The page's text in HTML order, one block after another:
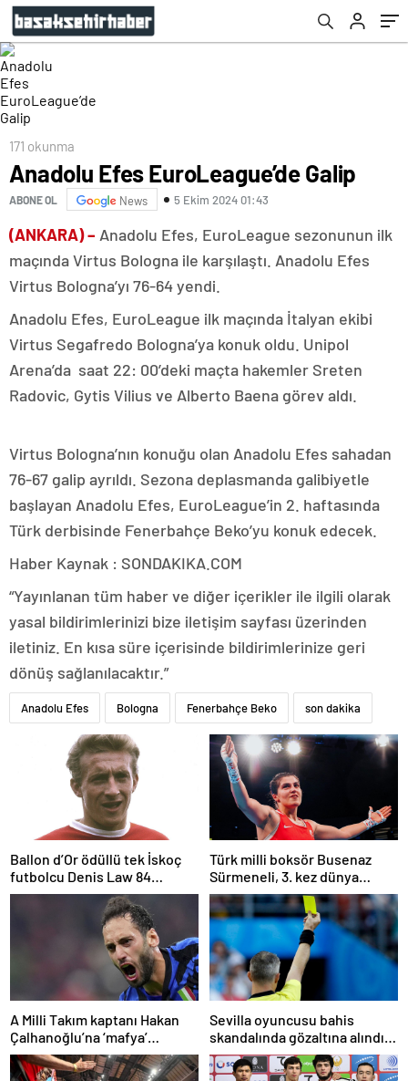
171 okunma
Anadolu Efes EuroLeague’de Galip
ABONE OL News 5 Ekim 2024 01:43
(ANKARA) – Anadolu Efes, EuroLeague sezonunun ilk
maçında Virtus Bologna ile karşılaştı. Anadolu Efes
Virtus Bologna’yı 76-64 yendi.
Anadolu Efes, EuroLeague ilk maçında İtalyan ekibi
Virtus Segafredo Bologna’ya konuk oldu. Unipol
Arena’da saat 22: 00’deki maçta hakemler Sreten
Radovic, Gytis Vilius ve Alberto Baena görev aldı.
Virtus Bologna’nın konuğu olan Anadolu Efes sahadan
76-67 galip ayrıldı. Sezona deplasmanda galibiyetle
başlayan Anadolu Efes, EuroLeague’in 2. haftasında
Türk derbisinde Fenerbahçe Beko’yu konuk edecek.
Haber Kaynak : SONDAKIKA.COM
“Yayınlanan tüm haber ve diğer içerikler ile ilgili olarak
yasal bildirimlerinizi bize iletişim sayfası üzerinden
iletiniz. En kısa süre içerisinde bildirimlerinize geri
dönüş sağlanılacaktır.”
Anadolu Efes Bologna Fenerbahçe Beko son dakika
Ballon d’Or ödüllü tek İskoç
futbolcu Denis Law 84
yaşında öldü
Türk milli boksör Busenaz
Sürmeneli, 3. kez dünya
şampiyonu oldu
A Milli Takım kaptanı Hakan
Çalhanoğlu’na ‘mafya’
soruşturmasında ceza
Sevilla oyuncusu bahis
skandalında gözaltına alındı:
Son dakikalarda sarı kart
görmüş